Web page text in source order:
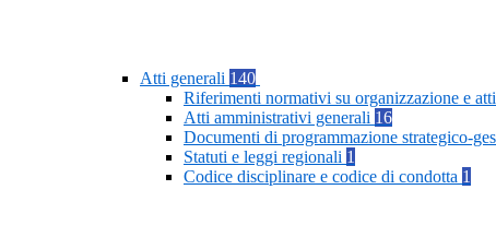
Atti generali 140
Riferimenti normativi su organizzazione e
Atti amministrativi generali 16
Documenti di programmazione strategico-
Statuti e leggi regionali 1
Codice disciplinare e codice di condotta 1